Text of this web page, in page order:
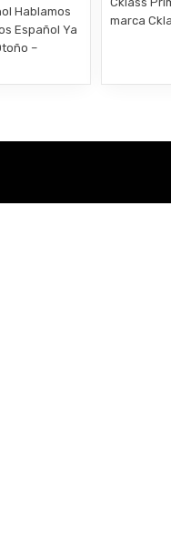
Hablamos
Español Ya
–
marca